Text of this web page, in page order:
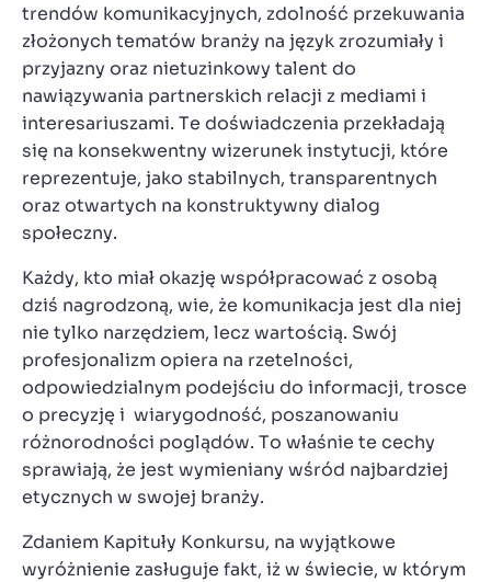
trendów komunikacyjnych, zdolność przekuwania
złożonych tematów branży na język zrozumiały i
przyjazny oraz nietuzinkowy talent do
nawiązywania partnerskich relacji z mediami i
interesariuszami. Te doświadczenia przekładają
się na konsekwentny wizerunek instytucji, które
reprezentuje, jako stabilnych, transparentnych
oraz otwartych na konstruktywny dialog
społeczny.
Każdy, kto miał okazję współpracować z osobą
dziś nagrodzoną, wie, że komunikacja jest dla niej
nie tylko narzędziem, lecz wartością. Swój
profesjonalizm opiera na rzetelności,
odpowiedzialnym podejściu do informacji, trosce
o precyzję i wiarygodność, poszanowaniu
różnorodności poglądów. To właśnie te cechy
sprawiają, że jest wymieniany wśród najbardziej
etycznych w swojej branży.
Zdaniem Kapituły Konkursu, na wyjątkowe
wyróżnienie zasługuje fakt, iż w świecie, w którym